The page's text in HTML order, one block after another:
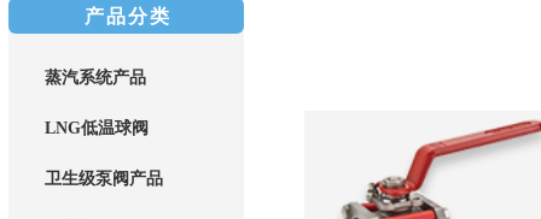
产品分类
蒸汽系统产品
LNG低温球阀
卫生级泵阀产品